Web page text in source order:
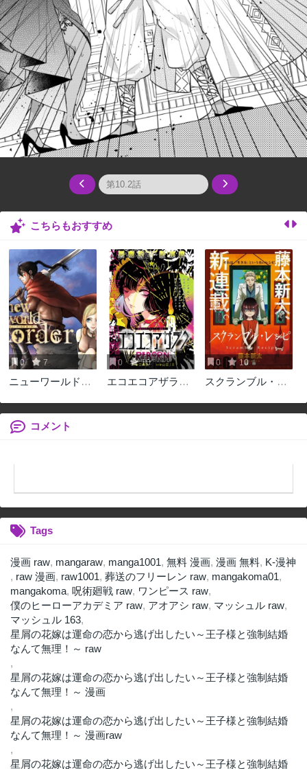
こちらもおすすめ
0 7
ニューワールドオ
0 10
エコエコアザラク
0 10
スクランブル・レ
コメント
Tags
漫画 raw, mangaraw, manga1001, 無料 漫画, 漫画 無料, K-漫神
, raw 漫画, raw1001, 葬送のフリーレン raw, mangakoma01,
mangakoma, 呪術廻戦 raw, ワンピース raw,
僕のヒーローアカデミア raw, アオアシ raw, マッシュル raw,
マッシュル 163,
星屑の花嫁は運命の恋から逃げ出したい～王子様と強制結婚
なんて無理！～ raw
,
星屑の花嫁は運命の恋から逃げ出したい～王子様と強制結婚
なんて無理！～ 漫画
,
星屑の花嫁は運命の恋から逃げ出したい～王子様と強制結婚
なんて無理！～ 漫画raw
,
星屑の花嫁は運命の恋から逃げ出したい～王子様と強制結婚